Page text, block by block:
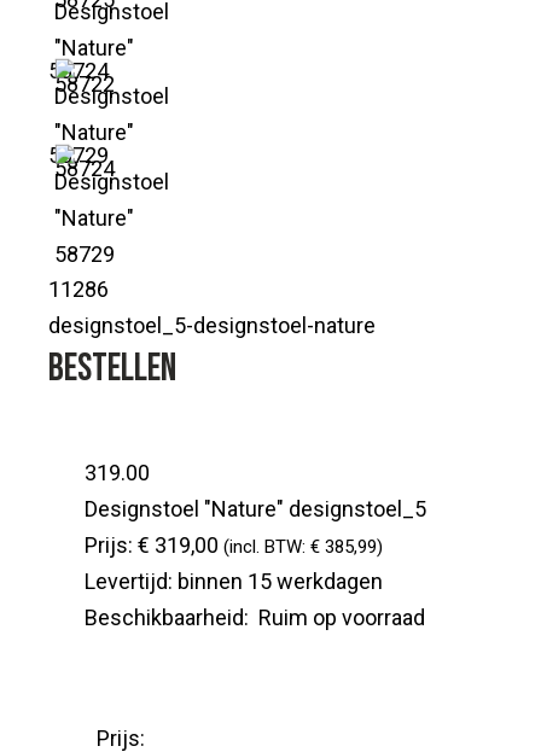
58724
58729
11286
designstoel_5-designstoel-nature
Bestellen
319.00
Designstoel "Nature" designstoel_5
Prijs: € 319,00 (incl. BTW: € 385,99)
Levertijd: binnen 15 werkdagen
Beschikbaarheid: Ruim op voorraad
Prijs: